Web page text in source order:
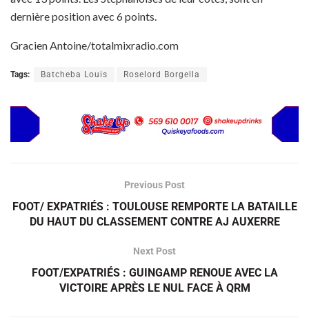
dernière position avec 6 points.
Gracien Antoine/totalmixradio.com
Tags: Batcheba Louis Roselord Borgella
Previous Post
FOOT/ EXPATRIÉS : TOULOUSE REMPORTE LA BATAILLE
DU HAUT DU CLASSEMENT CONTRE AJ AUXERRE
Next Post
FOOT/EXPATRIÉS : GUINGAMP RENOUE AVEC LA
VICTOIRE APRÈS LE NUL FACE À QRM